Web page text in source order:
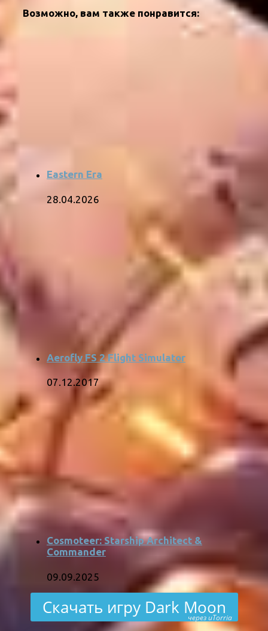
Возможно, вам также понравится:
Eastern Era
28.04.2026
Aerofly FS 2 Flight Simulator
07.12.2017
Cosmoteer: Starship Architect &
Commander
09.09.2025
Скачать игру Dark Moon
через uTorria